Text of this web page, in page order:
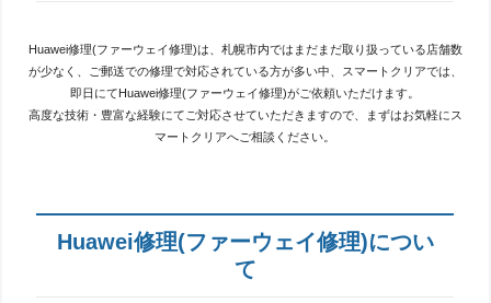
Huawei修理(ファーウェイ修理)は、札幌市内ではまだまだ取り扱っている店舗数
が少なく、ご郵送での修理で対応されている方が多い中、スマートクリアでは、
即日にてHuawei修理(ファーウェイ修理)がご依頼いただけます。
高度な技術・豊富な経験にてご対応させていただきますので、まずはお気軽にス
マートクリアへご相談ください。
Huawei修理(ファーウェイ修理)につい
て